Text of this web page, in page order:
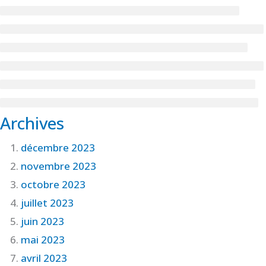
Archives
décembre 2023
novembre 2023
octobre 2023
juillet 2023
juin 2023
mai 2023
avril 2023